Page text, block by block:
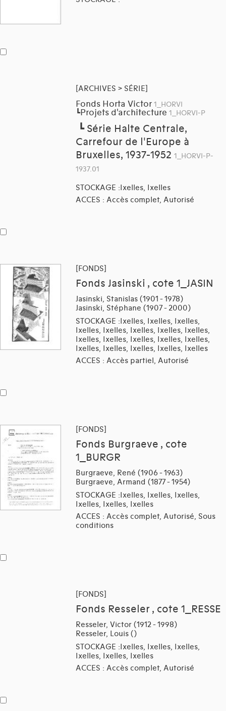
[ARCHIVES > SÉRIE]
Fonds Horta Victor 1_HORVI
┗Projets d'architecture 1_HORVI-P
┗ Série Halte Centrale,
Carrefour de l'Europe à
Bruxelles, 1937-1952 1_HORVI-P-
1937.01
STOCKAGE :Ixelles, Ixelles
ACCES : Accès complet, Autorisé
[FONDS]
Fonds Jasinski , cote 1_JASIN
Jasinski, Stanislas (1901 - 1978)
Jasinski, Stéphane (1907 - 2000)
STOCKAGE :Ixelles, Ixelles, Ixelles,
Ixelles, Ixelles, Ixelles, Ixelles, Ixelles,
Ixelles, Ixelles, Ixelles, Ixelles, Ixelles,
Ixelles, Ixelles, Ixelles, Ixelles, Ixelles
ACCES : Accès partiel, Autorisé
[FONDS]
Fonds Burgraeve , cote
1_BURGR
Burgraeve, René (1906 - 1963)
Burgraeve, Armand (1877 - 1954)
STOCKAGE :Ixelles, Ixelles, Ixelles,
Ixelles, Ixelles, Ixelles
ACCES : Accès complet, Autorisé, Sous
conditions
[FONDS]
Fonds Resseler , cote 1_RESSE
Resseler, Victor (1912 - 1998)
Resseler, Louis ()
STOCKAGE :Ixelles, Ixelles, Ixelles,
Ixelles, Ixelles, Ixelles
ACCES : Accès complet, Autorisé